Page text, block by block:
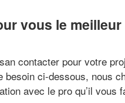
vous le
contacter pour votre
besoin ci-dessous, nous
avec le pro qu’il vous